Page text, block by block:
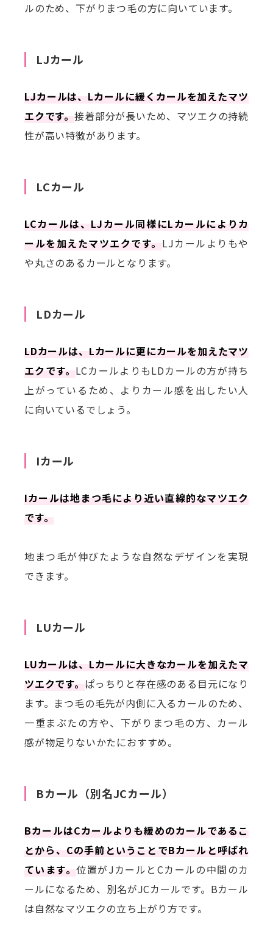
ルのため、下がりまつ毛の方に向いています。
LJカール
LJカールは、Lカールに緩くカールを加えたマツ
エクです。接着部分が長いため、マツエクの持続
性が高い特徴があります。
LCカール
LCカールは、LJカール同様にLカールによりカ
ールを加えたマツエクです。 LJカールよりもや
や丸さのあるカールとなります。
LDカール
LDカールは、Lカールに更にカールを加えたマツ
エクです。 LCカールよりもLDカールの方が持ち
上がっているため、よりカール感を出したい人
に向いているでしょう。
Iカール
Iカールは地まつ毛により近い直線的なマツエク
です。
地まつ毛が伸びたような自然なデザインを実現
できます。
LUカール
LUカールは、Lカールに大きなカールを加えたマ
ツエクです。 ぱっちりと存在感のある目元になり
ます。まつ毛の毛先が内側に入るカールのため、
一重まぶたの方や、下がりまつ毛の方、カール
感が物足りないかたにおすすめ。
Bカール（別名JCカール）
BカールはCカールよりも緩めのカールであるこ
とから、Cの手前ということでBカールと呼ばれ
ています。位置がJカールとCカールの中間のカ
ールになるため、別名がJCカールです。Bカール
は自然なマツエクの立ち上がり方です。